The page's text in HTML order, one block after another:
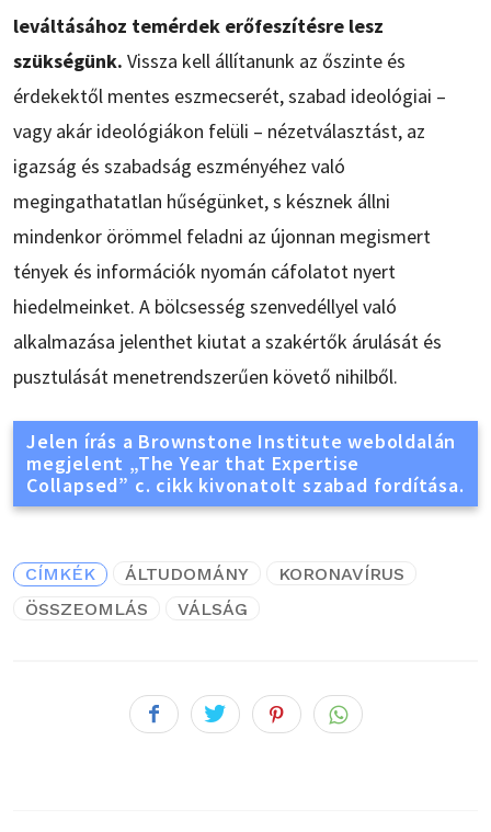
leváltásához temérdek erőfeszítésre lesz
szükségünk. Vissza kell állítanunk az őszinte és
érdekektől mentes eszmecserét, szabad ideológiai –
vagy akár ideológiákon felüli – nézetválasztást, az
igazság és szabadság eszményéhez való
megingathatatlan hűségünket, s késznek állni
mindenkor örömmel feladni az újonnan megismert
tények és információk nyomán cáfolatot nyert
hiedelmeinket. A bölcsesség szenvedéllyel való
alkalmazása jelenthet kiutat a szakértők árulását és
pusztulását menetrendszerűen követő nihilből.
Jelen írás a Brownstone Institute weboldalán
megjelent „The Year that Expertise
Collapsed” c. cikk kivonatolt szabad fordítása.
CÍMKÉK ÁLTUDOMÁNY
KORONAVÍRUS
ÖSSZEOMLÁS
VÁLSÁG